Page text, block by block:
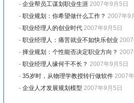
· 企业帮员工谋划职业生涯 2007年9月5日
· 职业规划：你希望做什么工作？ 2007年9
· 职业经理人的创业时代 2007年9月5日
· 职业经理人：痛苦就业不如快乐创业 2007
· 择业规划：个性能否决定职业方向？ 2007
· 职业经理人缘何干不长？ 2007年9月5日
· 35岁时，从物理学教授转行做软件 2007
· 企业人才发展规划模型 2007年9月5日